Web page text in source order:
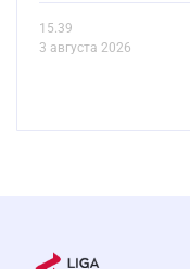
15.39
3 августа 2026